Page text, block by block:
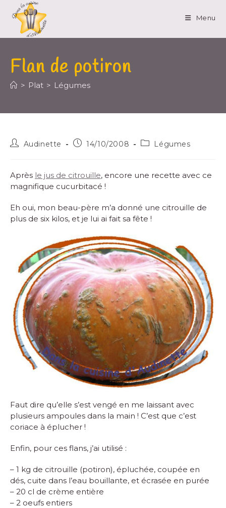
Menu
Flan de potiron
> Plat > Légumes
Audinette 14/10/2008 Légumes
Après le jus de citrouille, encore une recette avec ce
magnifique cucurbitacé !
Eh oui, mon beau-père m’a donné une citrouille de
plus de six kilos, et je lui ai fait sa fête !
Faut dire qu’elle s’est vengé en me laissant avec
plusieurs ampoules dans la main ! C’est que c’est
coriace à éplucher !
Enfin, pour ces flans, j’ai utilisé :
– 1 kg de citrouille (potiron), épluchée, coupée en
dés, cuite dans l’eau bouillante, et écrasée en purée
– 20 cl de crème entière
– 2 oeufs entiers